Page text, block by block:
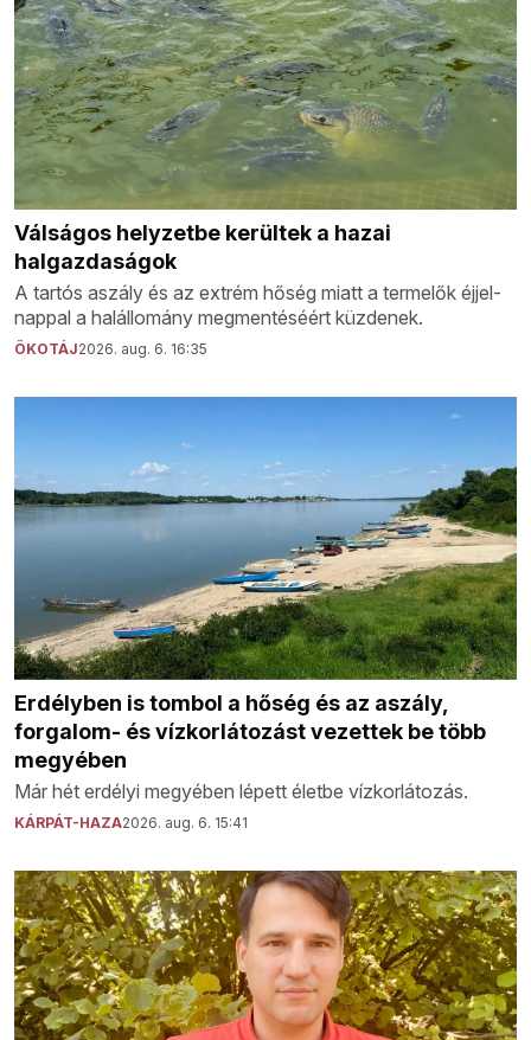
Válságos helyzetbe kerültek a hazai
halgazdaságok
A tartós aszály és az extrém hőség miatt a termelők éjjel-
nappal a halállomány megmentéséért küzdenek.
ÖKOTÁJ2026. aug. 6. 16:35
Erdélyben is tombol a hőség és az aszály,
forgalom- és vízkorlátozást vezettek be több
megyében
Már hét erdélyi megyében lépett életbe vízkorlátozás.
KÁRPÁT-HAZA2026. aug. 6. 15:41